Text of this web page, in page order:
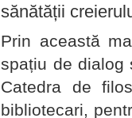
sănătății
Prin această
spațiu de dialog
Catedra de
bibliotecari,